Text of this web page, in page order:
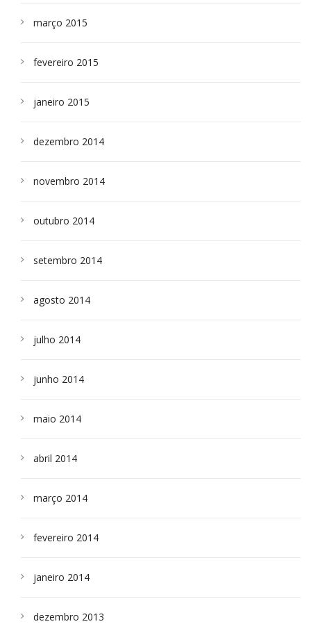
março 2015
fevereiro 2015
janeiro 2015
dezembro 2014
novembro 2014
outubro 2014
setembro 2014
agosto 2014
julho 2014
junho 2014
maio 2014
abril 2014
março 2014
fevereiro 2014
janeiro 2014
dezembro 2013